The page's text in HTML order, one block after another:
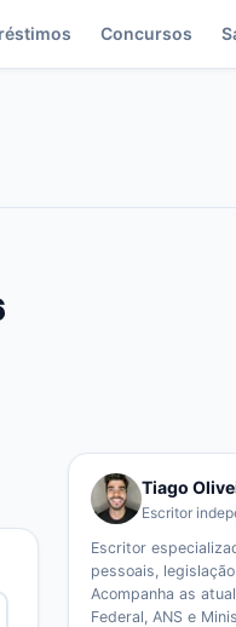
Concursos
Tiago
Escritor
Escritor
pessoais,
Acompanha as
Federal, ANS e